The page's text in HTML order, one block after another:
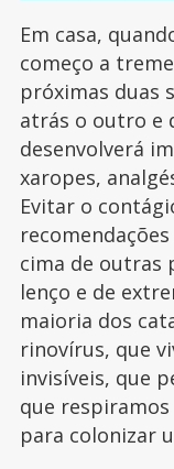
Em casa,
começo a
próximas duas
atrás o outro e
desenvolverá
xaropes,
Evitar o
cima de outras
lenço e de
maioria dos
rinovírus, que
invisíveis, que
que
para colonizar